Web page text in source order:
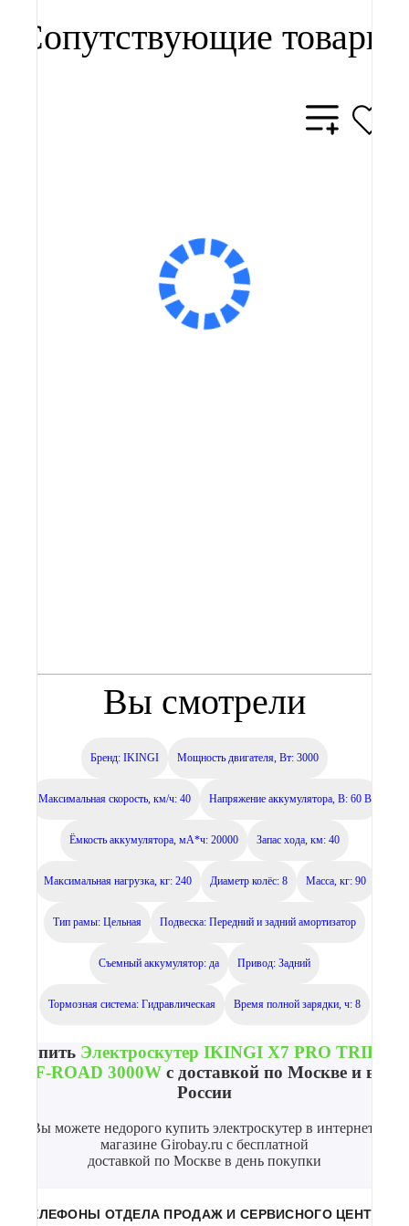
Сопутствующие товары
Вы смотрели
Бренд: IKINGI Мощность двигателя, Вт: 3000
Максимальная скорость, км/ч: 40 Напряжение аккумулятора, В: 60 В
Ёмкость аккумулятора, мА*ч: 20000 Запас хода, км: 40
Максимальная нагрузка, кг: 240 Диаметр колёс: 8 Масса, кг: 90
Тип рамы: Цельная Подвеска: Передний и задний амортизатор
Съемный аккумулятор: да Привод: Задний
Тормозная система: Гидравлическая Время полной зарядки, ч: 8
Купить Электроскутер IKINGI X7 PRO TRIKE
OFF-ROAD 3000Wс доставкой по Москве и всей
России
Вы можете недорого купить электроскутер в интернет-
магазине Girobay.ru с бесплатной
доставкой по Москве в день покупки
ТЕЛЕФОНЫ ОТДЕЛА ПРОДАЖ И СЕРВИСНОГО ЦЕНТРА